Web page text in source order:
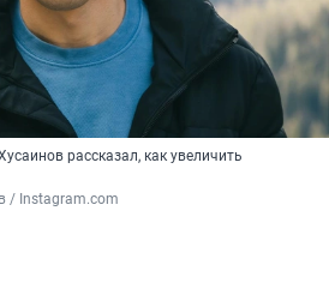
рассказал, как увеличить
/ Instagram.com